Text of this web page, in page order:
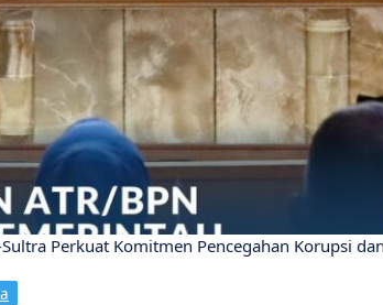
Perkuat Komitmen Pencegahan Korupsi dan